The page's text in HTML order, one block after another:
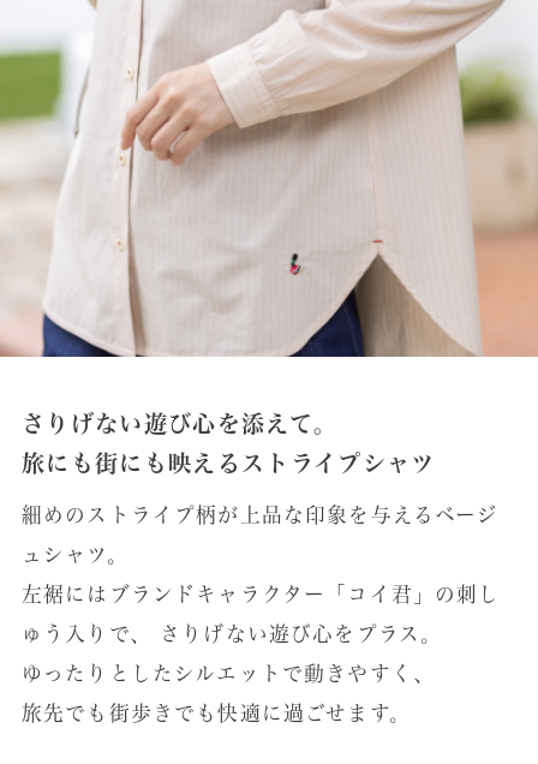
さりげない遊び心を添えて。
旅にも街にも映えるストライプシャツ
細めのストライプ柄が上品な印象を与えるベージ
ュシャツ。
左裾にはブランドキャラクター「コイ君」の刺し
ゅう入りで、
さりげない遊び心をプラス。
ゆったりとしたシルエットで動きやすく、
旅先でも街歩きでも快適に過ごせます。